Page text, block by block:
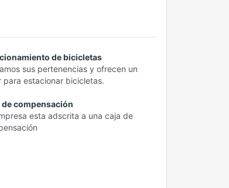
de bicicletas
sus pertenencias y ofrecen un
para estacionar bicicletas.
de compensación
esta adscrita a una caja de